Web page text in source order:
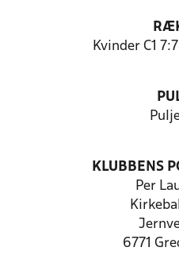
Kvinder C1
KLUBBENS
Per
6771